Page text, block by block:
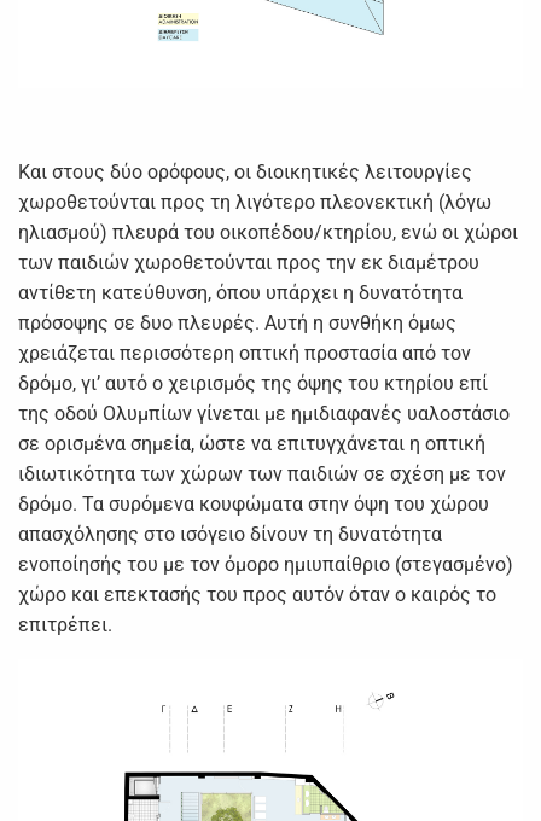
Και στους δύο ορόφους, οι διοικητικές λειτουργίες
χωροθετούνται προς τη λιγότερο πλεονεκτική (λόγω
ηλιασμού) πλευρά του οικοπέδου/κτηρίου, ενώ οι χώροι
των παιδιών χωροθετούνται προς την εκ διαμέτρου
αντίθετη κατεύθυνση, όπου υπάρχει η δυνατότητα
πρόσοψης σε δυο πλευρές. Αυτή η συνθήκη όμως
χρειάζεται περισσότερη οπτική προστασία από τον
δρόμο, γι’ αυτό ο χειρισμός της όψης του κτηρίου επί
της οδού Ολυμπίων γίνεται με ημιδιαφανές υαλοστάσιο
σε ορισμένα σημεία, ώστε να επιτυγχάνεται η οπτική
ιδιωτικότητα των χώρων των παιδιών σε σχέση με τον
δρόμο. Τα συρόμενα κουφώματα στην όψη του χώρου
απασχόλησης στο ισόγειο δίνουν τη δυνατότητα
ενοποίησής του με τον όμορο ημιυπαίθριο (στεγασμένο)
χώρο και επεκτασής του προς αυτόν όταν ο καιρός το
επιτρέπει.